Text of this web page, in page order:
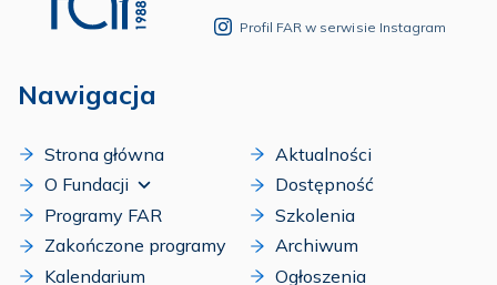
Profil FAR w serwisie Instagram
Nawigacja
Strona główna
O Fundacji
Programy FAR
Zakończone programy
Kalendarium
Aktualności
Dostępność
Szkolenia
Archiwum
Ogłoszenia